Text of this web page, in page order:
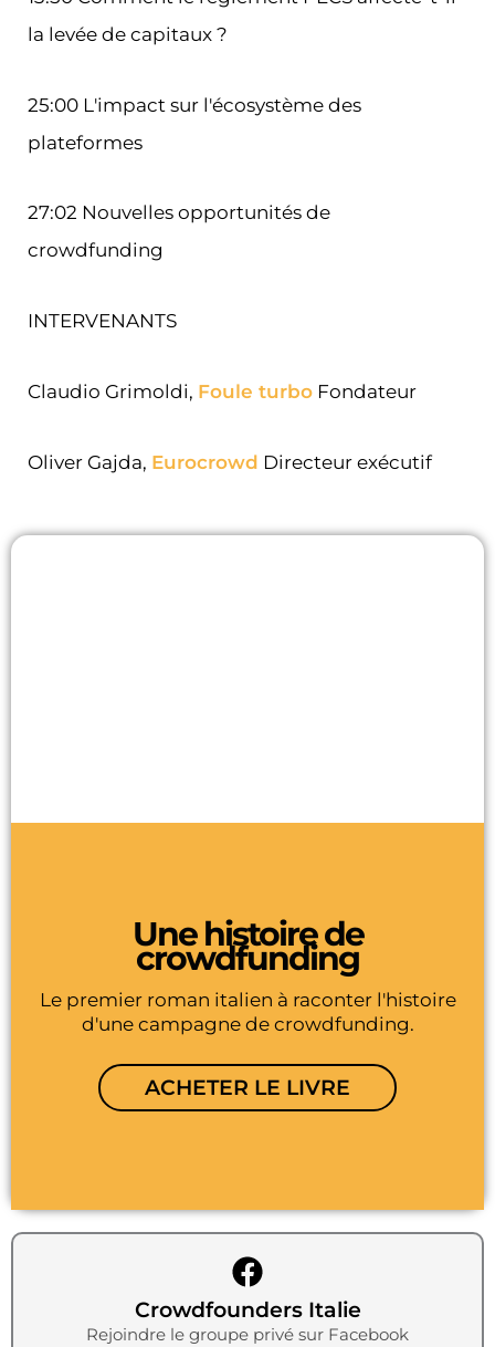
la levée de capitaux ?
25:00 L'impact sur l'écosystème des
plateformes
27:02 Nouvelles opportunités de
crowdfunding
INTERVENANTS
Claudio Grimoldi, Foule turbo Fondateur
Oliver Gajda, Eurocrowd Directeur exécutif
Une histoire de
crowdfunding
Le premier roman italien à raconter l'histoire
d'une campagne de crowdfunding.
ACHETER LE LIVRE
Crowdfounders Italie
Rejoindre le groupe privé sur Facebook